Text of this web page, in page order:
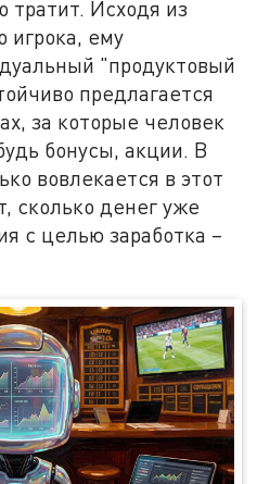
тратит. Исходя из
игрока, ему
"продуктовый
предлагается
за которые человек
бонусы, акции. В
вовлекается в этот
сколько денег уже
с целью заработка –